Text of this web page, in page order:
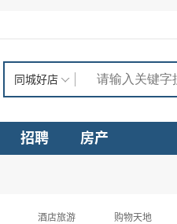
同城好店
招聘 房产
酒店旅游 购物天地